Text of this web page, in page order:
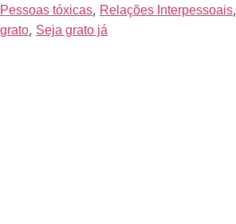
Pessoas tóxicas, Relações Interpessoais,
grato, Seja grato já